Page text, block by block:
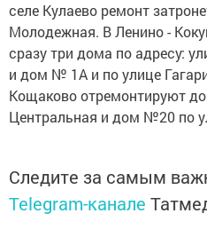
селе Кулаево ремонт
Молодежная. В Ленино -
сразу три дома по адресу:
и дом № 1А и по улице
Кощаково отремонтируют
Центральная и дом №20 по
Следите за самым
Telegram-канале